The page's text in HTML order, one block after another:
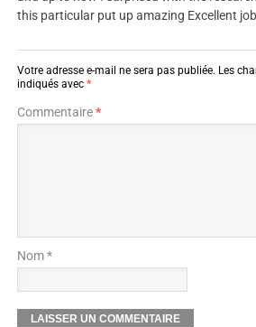
this particular put up amazing Excellent job
Votre adresse e-mail ne sera pas publiée. Les
indiqués avec *
Commentaire*
Nom *